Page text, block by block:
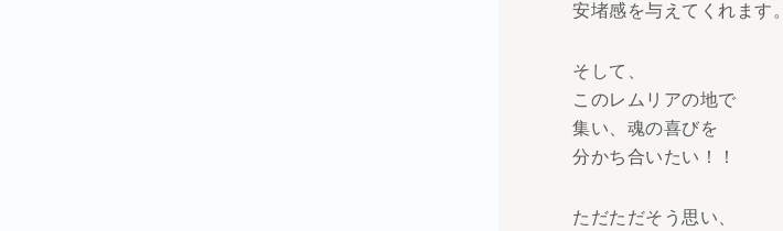
安堵感を与えてくれます。
そして、
このレムリアの地で
集い、魂の喜びを
分かち合いたい！！
ただただそう思い、